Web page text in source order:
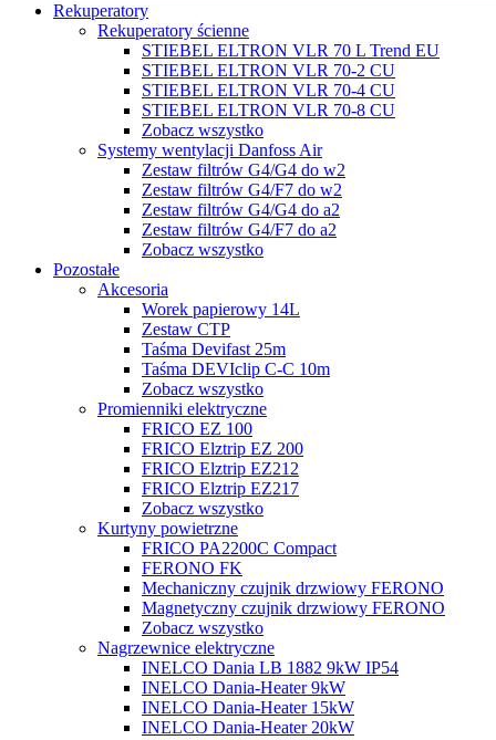
Rekuperatory
Rekuperatory ścienne
STIEBEL ELTRON VLR 70 L Trend EU
STIEBEL ELTRON VLR 70-2 CU
STIEBEL ELTRON VLR 70-4 CU
STIEBEL ELTRON VLR 70-8 CU
Zobacz wszystko
Systemy wentylacji Danfoss Air
Zestaw filtrów G4/G4 do w2
Zestaw filtrów G4/F7 do w2
Zestaw filtrów G4/G4 do a2
Zestaw filtrów G4/F7 do a2
Zobacz wszystko
Pozostałe
Akcesoria
Worek papierowy 14L
Zestaw CTP
Taśma Devifast 25m
Taśma DEVIclip C-C 10m
Zobacz wszystko
Promienniki elektryczne
FRICO EZ 100
FRICO Elztrip EZ 200
FRICO Elztrip EZ212
FRICO Elztrip EZ217
Zobacz wszystko
Kurtyny powietrzne
FRICO PA2200C Compact
FERONO FK
Mechaniczny czujnik drzwiowy FERONO
Magnetyczny czujnik drzwiowy FERONO
Zobacz wszystko
Nagrzewnice elektryczne
INELCO Dania LB 1882 9kW IP54
INELCO Dania-Heater 9kW
INELCO Dania-Heater 15kW
INELCO Dania-Heater 20kW